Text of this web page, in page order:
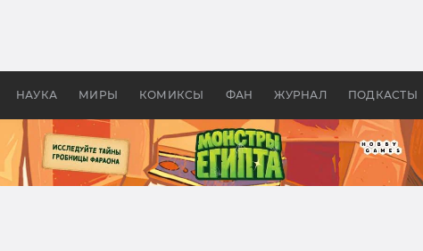
НАУКА МИРЫ КОМИКСЫ ФАН ЖУРНАЛ ПОДКАСТЫ
апокалипсис, в России —
бы «Властелина колец»